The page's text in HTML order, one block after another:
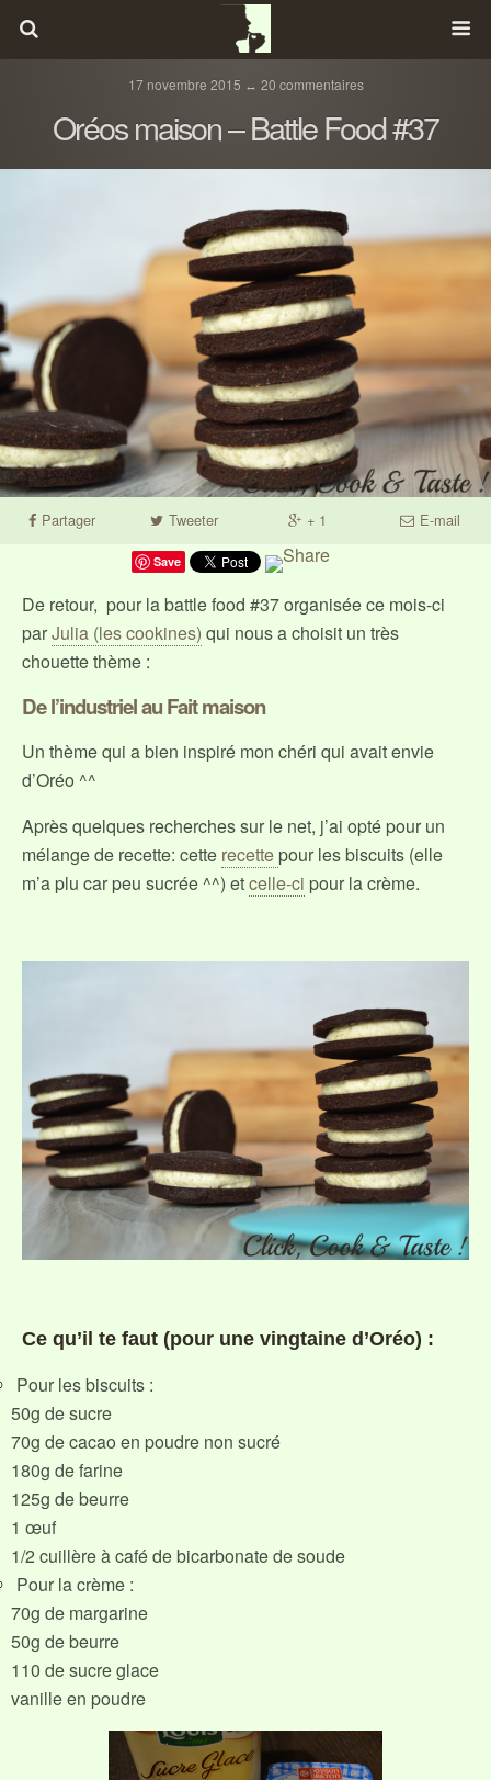
17 novembre 2015 ↔ 20 commentaires
Oréos maison – Battle Food #37
Partager Tweeter + 1 E-mail
Save
De retour, pour la battle food #37 organisée ce mois-ci
parJulia (les cookines) qui nous a choisit un très
chouette thème :
De l’industriel au Fait maison
Un thème qui a bien inspiré mon chéri qui avait envie
d’Oréo ^^
Après quelques recherches sur le net, j’ai opté pour un
mélange de recette: cette recette pour les biscuits (elle
m’a plu car peu sucrée ^^) etcelle-ci pour la crème.
Ce qu’il te faut (pour une vingtaine d’Oréo) :
Pour les biscuits :
50g de sucre
70g de cacao en poudre non sucré
180g de farine
125g de beurre
1 œuf
1/2 cuillère à café de bicarbonate de soude
Pour la crème :
70g de margarine
50g de beurre
110 de sucre glace
vanille en poudre